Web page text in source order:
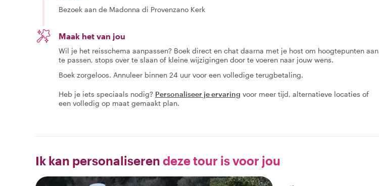
Bezoek aan de Madonna di Provenzano Kerk
Maak het van jou
Wil je het reisschema aanpassen? Boek direct en chat daarna met je host om hoogtepunten aan
te passen, stops over te slaan of kleine wijzigingen door te voeren naar jouw wens.
Boek zorgeloos. Annuleer binnen 24 uur voor een volledige terugbetaling.
Heb je iets speciaals nodig? Personaliseer je ervaring voor meer tijd, alternatieve locaties of
een volledig op maat gemaakt plan.
Ik kan personaliseren deze tour is voor jou